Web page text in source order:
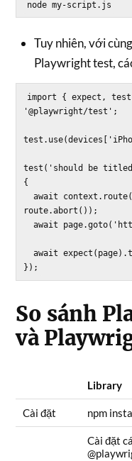
Tuy nhiên, với
Playwright test,
import { expect,
'@playwright/test';
test('should be
{
  await context.route('**.jpg', route =>
route.abort());
  await page.goto('https://example.com/');
  await expect(page).toHaveTitle('Example');
So sánh
và
Library
Cài đặt npm
Cài đặt